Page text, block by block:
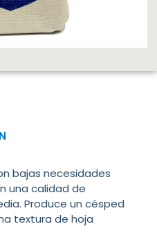
bajas necesidades
una calidad de
Produce un césped
textura de hoja